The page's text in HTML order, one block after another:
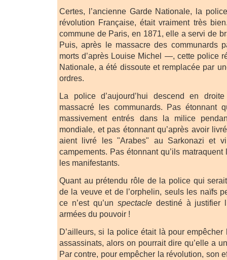
Certes, l’ancienne Garde Nationale, la
révolution Française, était vraiment très
commune de Paris, en 1871, elle a servi de
Puis, après le massacre des communards
morts d’après Louise Michel —, cette police
Nationale, a été dissoute et remplacée par
ordres.
La police d’aujourd’hui descend en
massacré les communards. Pas étonnant
massivement entrés dans la milice
mondiale, et pas étonnant qu’après avoir
aient livré les "Arabes" au Sarkonazi et
campements. Pas étonnant qu’ils
les manifestants.
Quant au prétendu rôle de la police qui
de la veuve et de l’orphelin, seuls les naïfs
ce n’est qu’un spectacledestiné à justifier
armées du pouvoir !
D’ailleurs, si la police était là pour
assassinats, alors on pourrait dire qu’elle a
Par contre, pour empêcher la révolution, son